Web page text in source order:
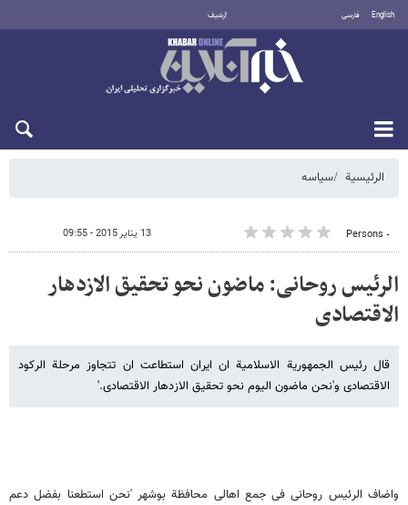
English فارسی أرشيف
الرئيسية سیاسه
٠ Persons 13 يناير 2015 - 09:55
الرئیس روحانی: ماضون نحو تحقیق الازدهار
الاقتصادی
قال رئیس الجمهوریة الاسلامیة ان ایران استطاعت ان تتجاوز مرحلة الرکود
الاقتصادی و'نحن ماضون الیوم نحو تحقیق الازدهار الاقتصادی.'
واضاف الرئیس روحانی فی جمع اهالی محافظة بوشهر 'نحن استطعنا بفضل دعم